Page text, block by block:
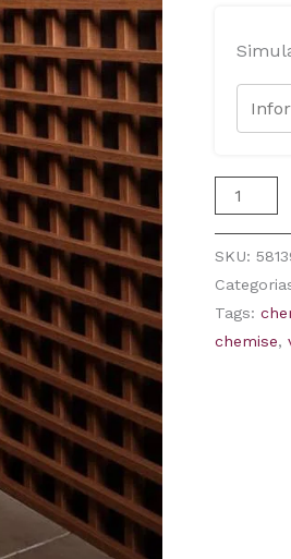
SKU:
Tags:
chemise,